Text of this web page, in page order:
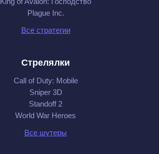
Plague Inc.
Все стратегии
Стрелялки
Call of Duty: Mobile
Sniper 3D
Standoff 2
World War Heroes
Все шутеры